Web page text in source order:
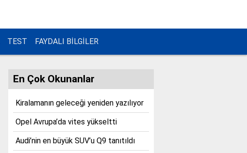
TEST FAYDALI BİLGİLER
En Çok Okunanlar
Kiralamanın geleceği yeniden yazılıyor
Opel Avrupa’da vites yükseltti
Audi’nin en büyük SUV’u Q9 tanıtıldı